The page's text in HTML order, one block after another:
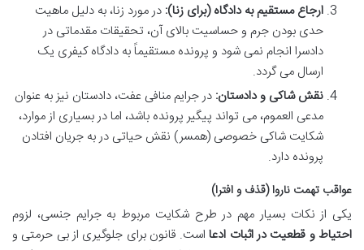
ارجاع مستقیم به دادگاه (برای زنا): در مورد زنا، به دلیل ماهیت
حدی بودن جرم و حساسیت بالای آن، تحقیقات مقدماتی در
دادسرا انجام نمی شود و پرونده مستقیماً به دادگاه کیفری یک
ارسال می گردد.
نقش شاکی و دادستان: در جرایم منافی عفت، دادستان نیز به عنوان
مدعی العموم، می تواند پیگیر پرونده باشد، اما در بسیاری از موارد،
شکایت شاکی خصوصی (همسر) نقش حیاتی در به جریان افتادن
پرونده دارد.
عواقب تهمت ناروا (قذف و افترا)
یکی از نکات بسیار مهم در طرح شکایت مربوط به جرایم جنسی، لزوم
احتیاط و قطعیت در اثبات ادعااست. قانون برای جلوگیری از بی حرمتی و